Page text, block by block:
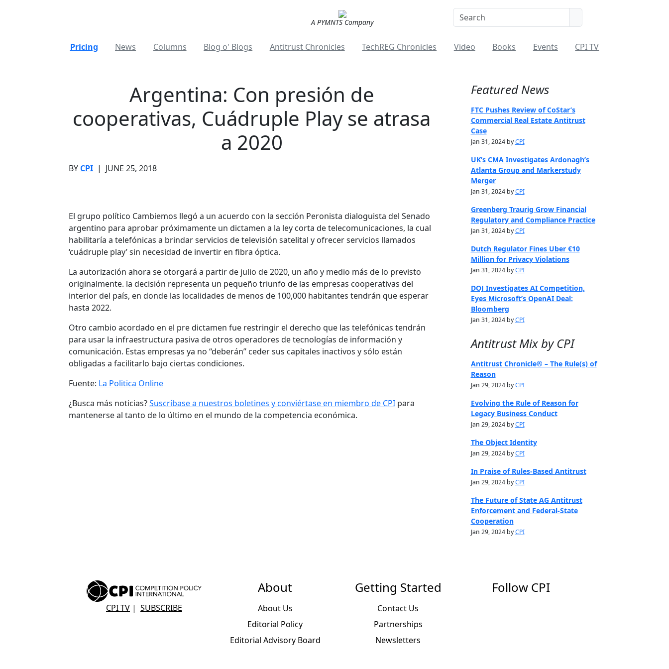
A PYMNTS Company
Pricing News Columns Blog o' Blogs Antitrust Chronicles TechREG Chronicles Video Books Events CPI TV
Argentina: Con presión de
cooperativas, Cuádruple Play se atrasa
a 2020
BY CPI | JUNE 25, 2018
El grupo político Cambiemos llegó a un acuerdo con la sección Peronista dialoguista del Senado
argentino para aprobar próximamente un dictamen a la ley corta de telecomunicaciones, la cual
habilitaría a telefónicas a brindar servicios de televisión satelital y ofrecer servicios llamados
‘cuádruple play’ sin necesidad de invertir en fibra óptica.
La autorización ahora se otorgará a partir de julio de 2020, un año y medio más de lo previsto
originalmente. la decisión representa un pequeño triunfo de las empresas cooperativas del
interior del país, en donde las localidades de menos de 100,000 habitantes tendrán que esperar
hasta 2022.
Otro cambio acordado en el pre dictamen fue restringir el derecho que las telefónicas tendrán
para usar la infraestructura pasiva de otros operadores de tecnologías de información y
comunicación. Estas empresas ya no “deberán” ceder sus capitales inactivos y sólo están
obligadas a facilitarlo bajo ciertas condiciones.
Fuente: La Politica Online
¿Busca más noticias?Suscríbase a nuestros boletines y conviértase en miembro de CPIpara
mantenerse al tanto de lo último en el mundo de la competencia económica.
Featured News
FTC Pushes Review of CoStar’s
Commercial Real Estate Antitrust
Case
Jan 31, 2024 byCPI
UK’s CMA Investigates Ardonagh’s
Atlanta Group and Markerstudy
Merger
Jan 31, 2024 byCPI
Greenberg Traurig Grow Financial
Regulatory and Compliance Practice
Jan 31, 2024 byCPI
Dutch Regulator Fines Uber €10
Million for Privacy Violations
Jan 31, 2024 byCPI
DOJ Investigates AI Competition,
Eyes Microsoft’s OpenAI Deal:
Bloomberg
Jan 31, 2024 byCPI
Antitrust Mix by CPI
Antitrust Chronicle® – The Rule(s) of
Reason
Jan 29, 2024 byCPI
Evolving the Rule of Reason for
Legacy Business Conduct
Jan 29, 2024 byCPI
The Object Identity
Jan 29, 2024 byCPI
In Praise of Rules-Based Antitrust
Jan 29, 2024 byCPI
The Future of State AG Antitrust
Enforcement and Federal-State
Cooperation
Jan 29, 2024 byCPI
CPI TV | SUBSCRIBE
About
About Us
Editorial Policy
Editorial Advisory Board
Getting Started
Contact Us
Partnerships
Newsletters
Follow CPI